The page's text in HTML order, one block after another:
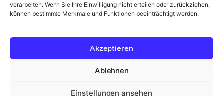
verarbeiten. Wenn Sie Ihre Einwilligung nicht erteilen oder zurückziehen,
können bestimmte Merkmale und Funktionen beeinträchtigt werden.
Akzeptieren
Ablehnen
Einstellungen ansehen
Es sind keine Kommentare vorhanden.